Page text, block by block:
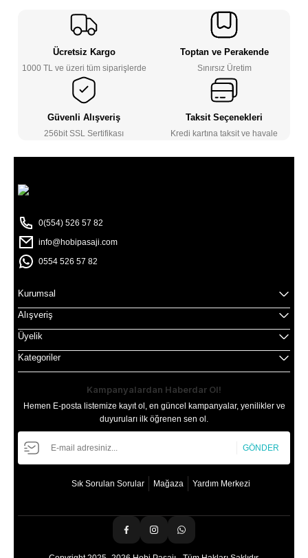
Ücretsiz Kargo
1000 TL ve üzeri tüm siparişlerde
Toptan ve Perakende
Sınırsız Üretim
Güvenli Alışveriş
256bit SSL Sertifikası
Taksit Seçenekleri
Kredi kartına taksit ve havale
0(554) 526 57 82
info@hobipasaji.com
0554 526 57 82
Kurumsal
Alışveriş
Üyelik
Kategoriler
Kampanyalardan Haberdar Ol!
Hemen E-posta listemize kayıt ol, en güncel kampanyalar, yenilikler ve
duyuruları ilk öğrenen sen ol.
GÖNDER
Sık Sorulan Sorular Mağaza Yardım Merkezi